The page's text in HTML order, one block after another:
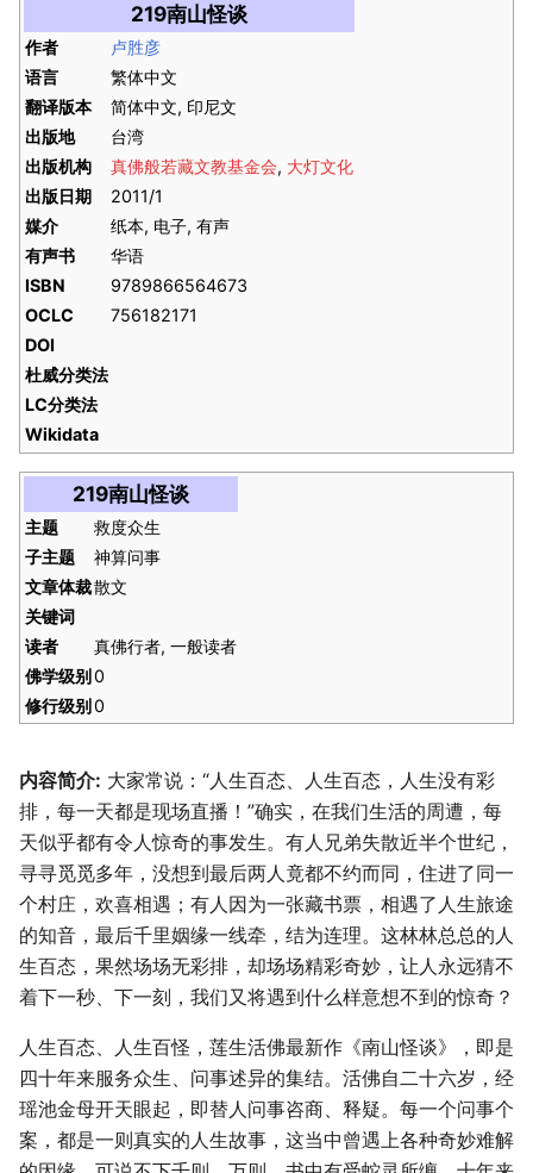
219南山怪谈
作者
卢胜彦
语言
繁体中文
翻译版本
简体中文, 印尼文
出版地
台湾
出版机构
真佛般若藏文教基金会, 大灯文化
出版日期
2011/1
媒介
纸本, 电子, 有声
有声书
华语
ISBN
9789866564673
OCLC
756182171
DOI
杜威分类法
LC分类法
Wikidata
219南山怪谈
主题
救度众生
子主题
神算问事
文章体裁散文
关键词
读者
真佛行者, 一般读者
佛学级别0
修行级别0
内容简介: 大家常说：“人生百态、人生百态，人生没有彩
排，每一天都是现场直播！”确实，在我们生活的周遭，每
天似乎都有令人惊奇的事发生。有人兄弟失散近半个世纪，
寻寻觅觅多年，没想到最后两人竟都不约而同，住进了同一
个村庄，欢喜相遇；有人因为一张藏书票，相遇了人生旅途
的知音，最后千里姻缘一线牵，结为连理。这林林总总的人
生百态，果然场场无彩排，却场场精彩奇妙，让人永远猜不
着下一秒、下一刻，我们又将遇到什么样意想不到的惊奇？
人生百态、人生百怪，莲生活佛最新作《南山怪谈》，即是
四十年来服务众生、问事述异的集结。活佛自二十六岁，经
瑶池金母开天眼起，即替人问事咨商、释疑。每一个问事个
案，都是一则真实的人生故事，这当中曾遇上各种奇妙难解